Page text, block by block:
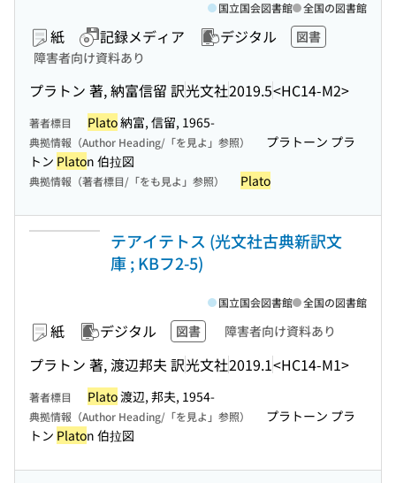
紙 記録メディア デジタル
図書
障害者向け資料あり
プラトン 著, 納富信留 訳光文社2019.5<HC14-M2>
国立国会図書館 全国の図書館
著者標目 Plato納富, 信留, 1965-
典拠情報（Author Heading/「を見よ」参照）
プラトーン プラ
トン Platon 伯拉図
典拠情報（著者標目/「をも見よ」参照） Plato
テアイテトス (光文社古典新訳文
庫 ; KBフ2-5)
紙 デジタル 図書 障害者向け資料あり
プラトン 著, 渡辺邦夫 訳光文社2019.1<HC14-M1>
国立国会図書館 全国の図書館
著者標目 Plato渡辺, 邦夫, 1954-
典拠情報（Author Heading/「を見よ」参照）
プラトーン プラ
トン Platon 伯拉図